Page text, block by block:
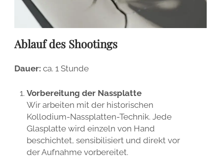
Ablauf des Shootings
Dauer: ca. 1 Stunde
Vorbereitung der Nassplatte
Wir arbeiten mit der historischen
Kollodium-Nassplatten-Technik. Jede
Glasplatte wird einzeln von Hand
beschichtet, sensibilisiert und direkt vor
der Aufnahme vorbereitet.